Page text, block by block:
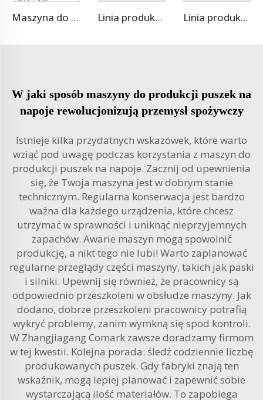
Maszyna do naklejania samoprzylepnych etykiet Linia produkcyjna napojów z soków owocowych Linia produkcyjna napojów sokowych w puszach aluminiowych
W jaki sposób maszyny do produkcji puszek na
napoje rewolucjonizują przemysł spożywczy
Istnieje kilka przydatnych wskazówek, które warto
wziąć pod uwagę podczas korzystania z maszyn do
produkcji puszek na napoje. Zacznij od upewnienia
się, że Twoja maszyna jest w dobrym stanie
technicznym. Regularna konserwacja jest bardzo
ważna dla każdego urządzenia, które chcesz
utrzymać w sprawności i uniknąć nieprzyjemnych
zapachów. Awarie maszyn mogą spowolnić
produkcję, a nikt tego nie lubi! Warto zaplanować
regularne przeglądy części maszyny, takich jak paski
i silniki. Upewnij się również, że pracownicy są
odpowiednio przeszkoleni w obsłudze maszyny. Jak
dodano, dobrze przeszkoleni pracownicy potrafią
wykryć problemy, zanim wymkną się spod kontroli.
W Zhangjiagang Comark zawsze doradzamy firmom
w tej kwestii. Kolejna porada: śledź codziennie liczbę
produkowanych puszek. Gdy fabryki znają ten
wskaźnik, mogą lepiej planować i zapewnić sobie
wystarczającą ilość materiałów. To zapobiega